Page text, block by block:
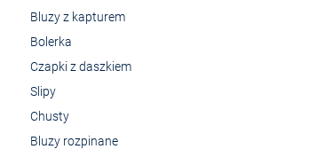
Bluzy z kapturem
Bolerka
Czapki z daszkiem
Slipy
Chusty
Bluzy rozpinane